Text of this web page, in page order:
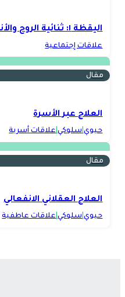
اليقظة ١: ثنائية الروح والأنا الزائف
علاقات إجتماعية
مقال
العلاج عبر الأسرة
حيوي|سلوكي|علاقات أسرية
مقال
العلاج العقلاني الانفعالي
حيوي|سلوكي|علاقات عاطفية